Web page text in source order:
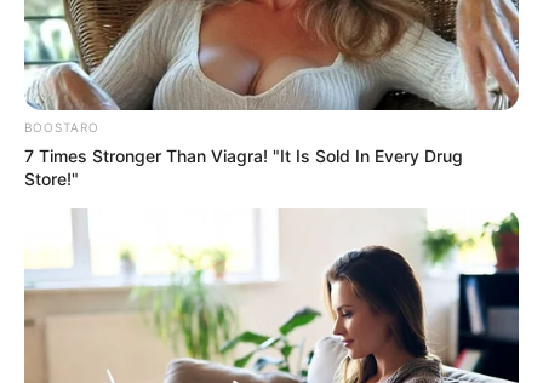
BOOSTARO
7 Times Stronger Than Viagra! "It Is Sold In Every Drug
Store!"